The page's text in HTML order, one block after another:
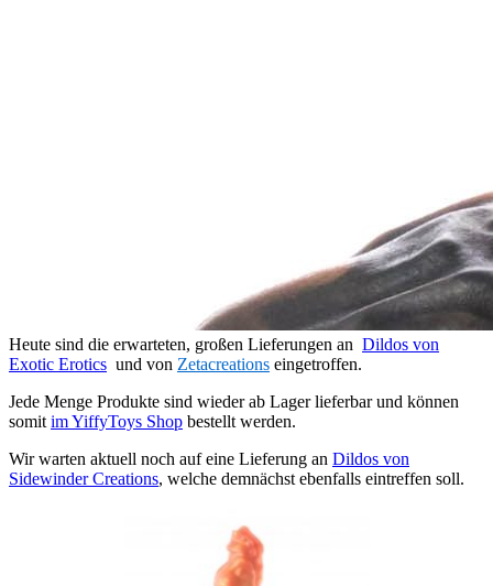
Heute sind die erwarteten, großen Lieferungen an Dildos von
Exotic Erotics und von Zetacreations eingetroffen.
Jede Menge Produkte sind wieder ab Lager lieferbar und können
somit im YiffyToys Shop bestellt werden.
Wir warten aktuell noch auf eine Lieferung an Dildos von
Sidewinder Creations, welche demnächst ebenfalls eintreffen soll.